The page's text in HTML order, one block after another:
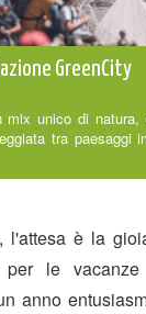
GreenCity
mix unico di
tra paesaggi
l'attesa è la
per le
anno